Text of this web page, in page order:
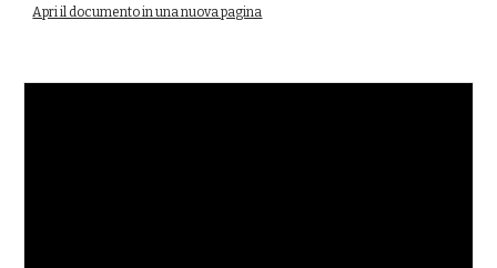
Apri il documento in una nuova pagina